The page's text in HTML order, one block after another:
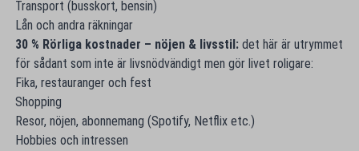
Transport (busskort, bensin)
Lån och andra räkningar
30 % Rörliga kostnader – nöjen & livsstil:det här är utrymmet
för sådant som inte är livsnödvändigt men gör livet roligare:
Fika, restauranger och fest
Shopping
Resor, nöjen, abonnemang (Spotify, Netflix etc.)
Hobbies och intressen